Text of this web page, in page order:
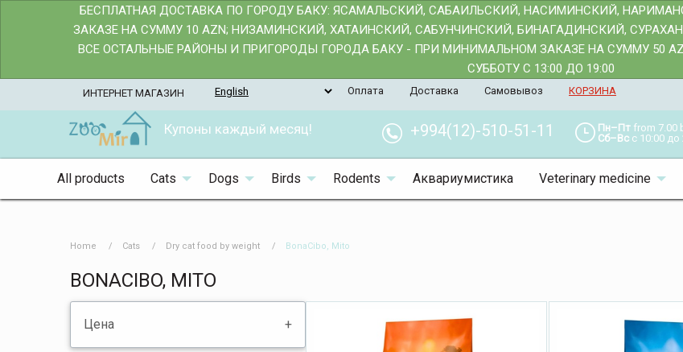
БЕСПЛАТНАЯ ДОСТАВКА ПО ГОРОДУ БАКУ: ЯСАМАЛЬСКИЙ, САБАИЛЬСКИЙ, НАСИМИНСКИЙ,
ЗАКАЗЕ НА СУММУ 10 AZN; НИЗАМИНСКИЙ, ХАТАИНСКИЙ, САБУНЧИНСКИЙ, БИНАГАДИНСКИЙ,
ВСЕ ОСТАЛЬНЫЕ РАЙОНЫ И ПРИГОРОДЫ ГОРОДА БАКУ - ПРИ МИНИМАЛЬНОМ ЗАКАЗЕ НА СУММУ 50
СУББОТУ С 13:00 ДО 19:00
ИНТЕРНЕТ МАГАЗИН Оплата Доставка Самовывоз КОРЗИНА
Купоны каждый месяц! +994(12)-510-51-11 Пн–Пт from 7.00
Сб–Вс с 10:00 до
All products Cats Dogs Birds Rodents Аквариумистика Veterinary medicine
Home Cats Dry cat food by weight BonaCibo, Mito
BONACIBO, MITO
Цена